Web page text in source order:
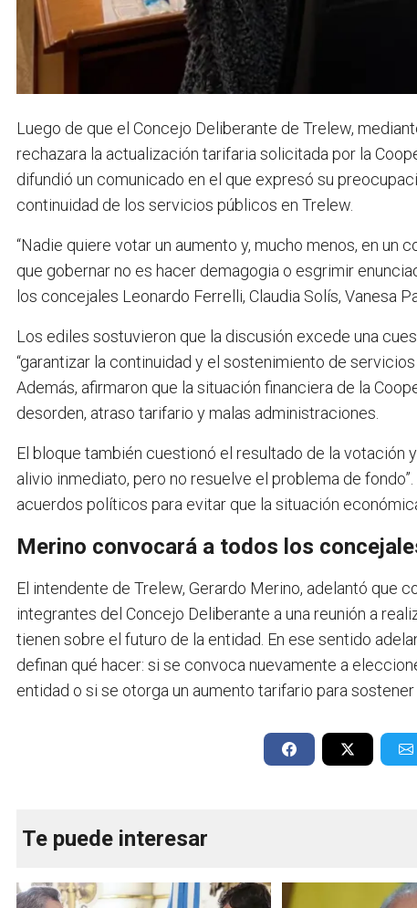
Luego de que el Concejo Deliberante de Trelew,
rechazara la actualización tarifaria solicitada por la
difundió un comunicado en el que expresó su
continuidad de los servicios públicos en Trelew.
“Nadie quiere votar un aumento y, mucho menos, en
que gobernar no es hacer demagogia o esgrimir
los concejales Leonardo Ferrelli, Claudia Solís, Vanesa
Los ediles sostuvieron que la discusión excede una
“garantizar la continuidad y el sostenimiento de
Además, afirmaron que la situación financiera de la
desorden, atraso tarifario y malas administraciones.
El bloque también cuestionó el resultado de la votación
alivio inmediato, pero no resuelve el problema de
acuerdos políticos para evitar que la situación
Merino convocará a todos los
El intendente de Trelew, Gerardo Merino, adelantó que
integrantes del Concejo Deliberante a una reunión a
tienen sobre el futuro de la entidad. En ese sentido
definan qué hacer: si se convoca nuevamente a
entidad o si se otorga un aumento tarifario para
Te puede interesar